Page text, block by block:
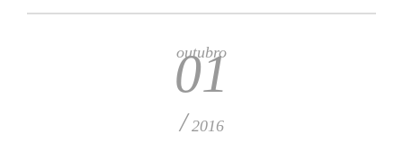
outubro
01
/ 2016